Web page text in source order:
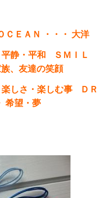
ＣＥＡＮ ・・・ 大洋
平静・平和
ＳＭＩＬ
、友達の笑顔
楽しさ・楽しむ事
ＤＲ
希望・夢